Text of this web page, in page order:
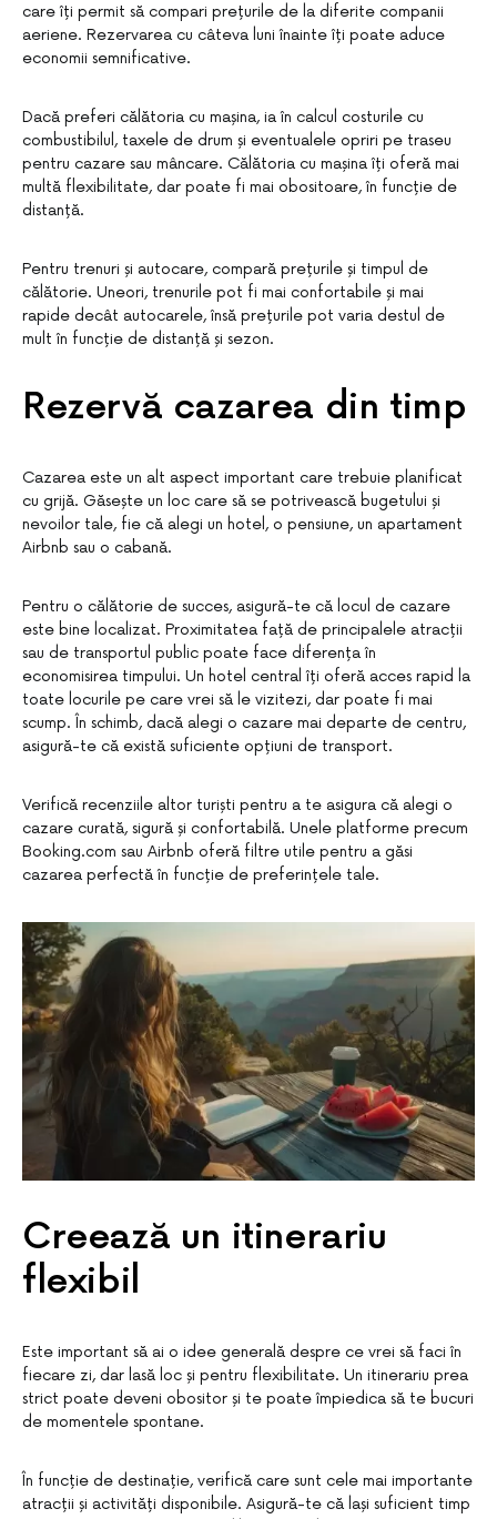
care îți permit să compari prețurile de la diferite companii
aeriene. Rezervarea cu câteva luni înainte îți poate aduce
economii semnificative.
Dacă preferi călătoria cu mașina, ia în calcul costurile cu
combustibilul, taxele de drum și eventualele opriri pe traseu
pentru cazare sau mâncare. Călătoria cu mașina îți oferă mai
multă flexibilitate, dar poate fi mai obositoare, în funcție de
distanță.
Pentru trenuri și autocare, compară prețurile și timpul de
călătorie. Uneori, trenurile pot fi mai confortabile și mai
rapide decât autocarele, însă prețurile pot varia destul de
mult în funcție de distanță și sezon.
Rezervă cazarea din timp
Cazarea este un alt aspect important care trebuie planificat
cu grijă. Găsește un loc care să se potrivească bugetului și
nevoilor tale, fie că alegi un hotel, o pensiune, un apartament
Airbnb sau o cabană.
Pentru o călătorie de succes, asigură-te că locul de cazare
este bine localizat. Proximitatea față de principalele atracții
sau de transportul public poate face diferența în
economisirea timpului. Un hotel central îți oferă acces rapid la
toate locurile pe care vrei să le vizitezi, dar poate fi mai
scump. În schimb, dacă alegi o cazare mai departe de centru,
asigură-te că există suficiente opțiuni de transport.
Verifică recenziile altor turiști pentru a te asigura că alegi o
cazare curată, sigură și confortabilă. Unele platforme precum
Booking.com sau Airbnb oferă filtre utile pentru a găsi
cazarea perfectă în funcție de preferințele tale.
Creează un itinerariu
flexibil
Este important să ai o idee generală despre ce vrei să faci în
fiecare zi, dar lasă loc și pentru flexibilitate. Un itinerariu prea
strict poate deveni obositor și te poate împiedica să te bucuri
de momentele spontane.
În funcție de destinație, verifică care sunt cele mai importante
atracții și activități disponibile. Asigură-te că lași suficient timp